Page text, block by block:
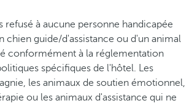
refusé à aucune personne handicapée
chien guide/d'assistance ou d'un animal
conformément à la réglementation
spécifiques de l'hôtel. Les
les animaux de soutien émotionnel,
ou les animaux d'assistance qui ne